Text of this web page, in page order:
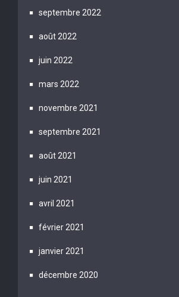
septembre 2022
août 2022
juin 2022
mars 2022
novembre 2021
septembre 2021
août 2021
juin 2021
avril 2021
février 2021
janvier 2021
décembre 2020